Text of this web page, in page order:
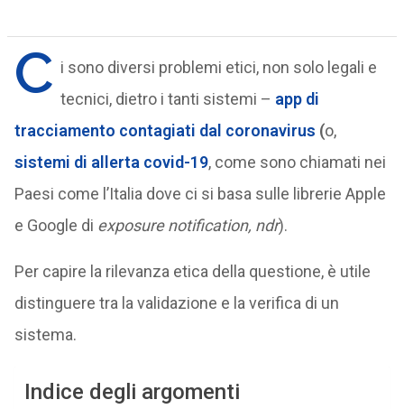
C i sono diversi problemi etici, non solo legali e
tecnici, dietro i tanti sistemi – app di
tracciamento contagiati dal coronavirus (o,
sistemi di allerta covid-19, come sono chiamati nei
Paesi come l’Italia dove ci si basa sulle librerie Apple
e Google di exposure notification, ndr).
Per capire la rilevanza etica della questione, è utile
distinguere tra la validazione e la verifica di un
sistema.
Indice degli argomenti